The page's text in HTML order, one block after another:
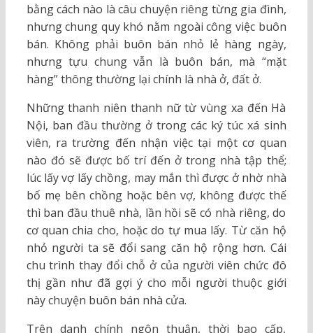
bằng cách nào là câu chuyện riêng từng gia đình,
nhưng chung quy khó nằm ngoài công việc buôn
bán. Không phải buôn bán nhỏ lẻ hàng ngày,
nhưng tựu chung vẫn là buôn bán, mà “mặt
hàng” thông thường lại chính là nhà ở, đất ở.
Những thanh niên thanh nữ từ vùng xa đến Hà
Nội, ban đầu thường ở trong các ký túc xá sinh
viên, ra trường đến nhận việc tại một cơ quan
nào đó sẽ được bố trí đến ở trong nhà tập thể;
lúc lấy vợ lấy chồng, may mắn thì được ở nhờ nhà
bố mẹ bên chồng hoặc bên vợ, không được thế
thì ban đầu thuê nhà, lần hồi sẽ có nhà riêng, do
cơ quan chia cho, hoặc do tự mua lấy. Từ căn hộ
nhỏ người ta sẽ đổi sang căn hộ rộng hơn. Cái
chu trình thay đổi chỗ ở của người viên chức đô
thị gần như đã gợi ý cho mỗi người thuộc giới
này chuyện buôn bán nhà cửa.
Trên danh chính ngôn thuận, thời bao cấp,